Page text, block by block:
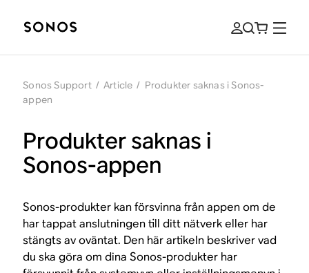
Sonos Support / Article / Produkter saknas i Sonos-
appen
Produkter saknas i
Sonos-appen
Sonos-produkter kan försvinna från appen om de
har tappat anslutningen till ditt nätverk eller har
stängts av oväntat. Den här artikeln beskriver vad
du ska göra om dina Sonos-produkter har